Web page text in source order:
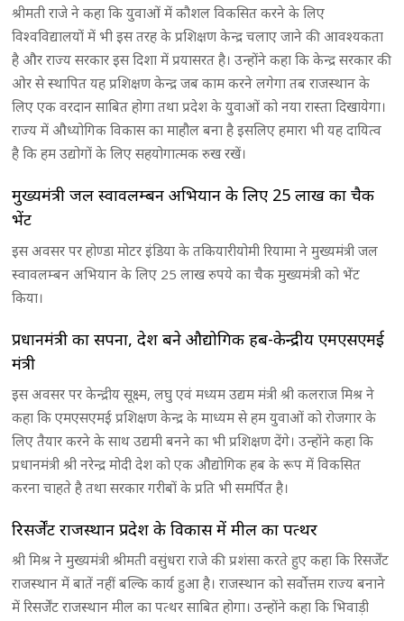
श्रीमती राजे ने कहा कि युवाओं में कौशल विकसित करने के लिए
विश्वविद्यालयों में भी इस तरह के प्रशिक्षण केन्द्र चलाए जाने की आवश्यकता
है और राज्य सरकार इस दिशा में प्रयासरत है। उन्होंने कहा कि केन्द्र सरकार की
ओर से स्थापित यह प्रशिक्षण केन्द्र जब काम करने लगेगा तब राजस्थान के
लिए एक वरदान साबित होगा तथा प्रदेश के युवाओं को नया रास्ता दिखायेगा।
राज्य में औध्योगिक विकास का माहौल बना है इसलिए हमारा भी यह दायित्व
है कि हम उद्योगों के लिए सहयोगात्मक रुख रखें।
मुख्यमंत्री जल स्वावलम्बन अभियान के लिए 25 लाख का चैक
भेंट
इस अवसर पर होण्डा मोटर इंडिया के तकियारीयोमी रियामा ने मुख्यमंत्री जल
स्वावलम्बन अभियान के लिए 25 लाख रुपये का चैक मुख्यमंत्री को भेंट
किया।
प्रधानमंत्री का सपना, देश बने औद्योगिक हब-केन्द्रीय एमएसएमई
मंत्री
इस अवसर पर केन्द्रीय सूक्ष्म, लघु एवं मध्यम उद्यम मंत्री श्री कलराज मिश्र ने
कहा कि एमएसएमई प्रशिक्षण केन्द्र के माध्यम से हम युवाओं को रोजगार के
लिए तैयार करने के साथ उद्यमी बनने का भी प्रशिक्षण देंगे। उन्होंने कहा कि
प्रधानमंत्री श्री नरेन्द्र मोदी देश को एक औद्योगिक हब के रूप में विकसित
करना चाहते है तथा सरकार गरीबों के प्रति भी समर्पित है।
रिसर्जेंट राजस्थान प्रदेश के विकास में मील का पत्थर
श्री मिश्र ने मुख्यमंत्री श्रीमती वसुंधरा राजे की प्रशंसा करते हुए कहा कि रिसर्जेंट
राजस्थान में बातें नहीं बल्कि कार्य हुआ है। राजस्थान को सर्वोत्तम राज्य बनाने
में रिसर्जेंट राजस्थान मील का पत्थर साबित होगा। उन्होंने कहा कि भिवाड़ी